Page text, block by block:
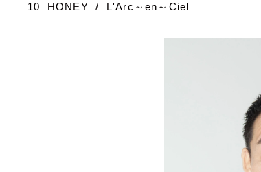
10 HONEY / L'Arc ～en ～ Ciel